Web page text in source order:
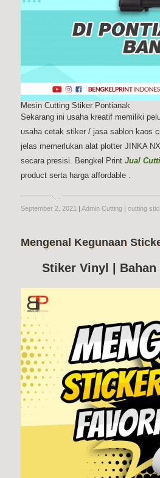
Mesin Cutting Stiker Pontianak
Sekarang ini usaha kreatif memiliki
usaha cetak stiker / jasa sablon kaos
jelas memerlukan alat plotter JINKA
secara presisi. Bengkel Print Jual
product serta harga affordable .
September 2, 2021 | Admin Cutting | cutting
Mengenal Kegunaan
Stiker Vinyl |